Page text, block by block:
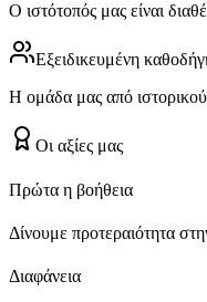
Ο ιστότοπός μας είναι
Εξειδικευμένη
Η ομάδα μας από
Οι αξίες μας
Πρώτα η βοήθεια
Δίνουμε προτεραιότητα
Διαφάνεια